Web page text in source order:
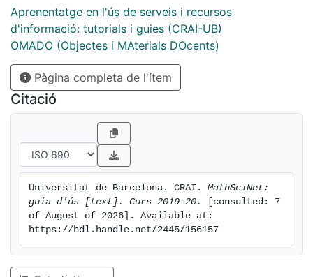
Aprenentatge en l'ús de serveis i recursos
d'informació: tutorials i guies (CRAI-UB)
OMADO (Objectes i MAterials DOcents)
Pàgina completa de l'ítem
Citació
Universitat de Barcelona. CRAI. MathSciNet:
guia d'ús [text]. Curs 2019-20.
[consulted: 7
of August of 2026]. Available at:
https://hdl.handle.net/2445/156157